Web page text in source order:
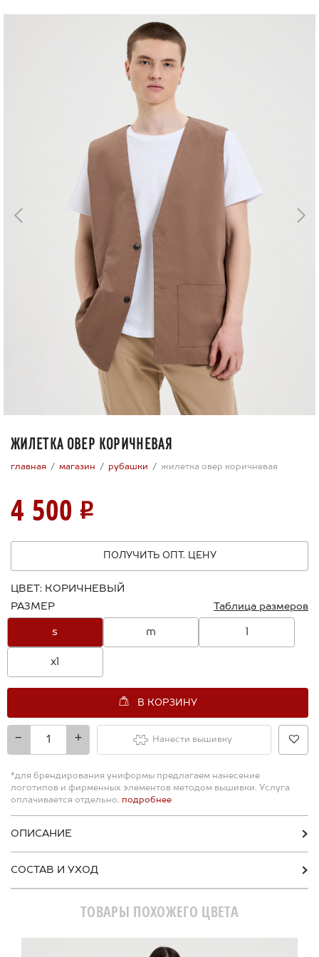
Скидки
←
→
ЖИЛЕТКА ОВЕР КОРИЧНЕВАЯ
главная магазин рубашки жилетка овер коричневая
4 500
ПОЛУЧИТЬ ОПТ. ЦЕНУ
ЦВЕТ: КОРИЧНЕВЫЙ
РАЗМЕР
Таблица размеров
s m l
xl
+
-
В КОРЗИНУ
Нанести вышивку
*для брендирования униформы предлагаем нанесение
логотипов и фирменных элементов методом вышивки. Услуга
оплачивается отдельно, подробнее
ОПИСАНИЕ
СОСТАВ И УХОД
ТОВАРЫ ПОХОЖЕГО ЦВЕТА